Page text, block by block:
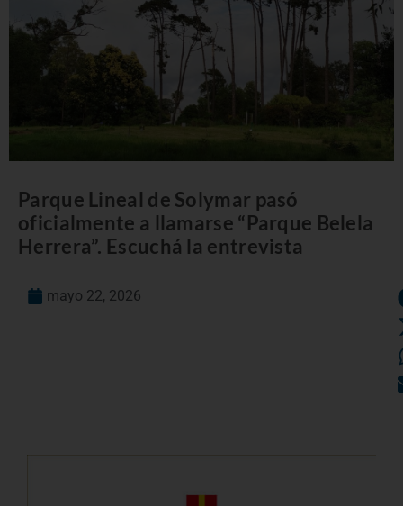
Parque Lineal de Solymar pasó
oficialmente a llamarse “Parque Belela
Herrera”. Escuchá la entrevista
mayo 22, 2026